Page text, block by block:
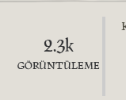
2.3k
GÖRÜNTÜLEME